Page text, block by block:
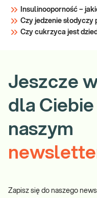
Insulinooporność –
Czy jedzenie
Czy cukrzyca jest
Jeszcze
dla
naszym
Zapisz się do naszego